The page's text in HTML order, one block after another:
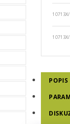
POPIS